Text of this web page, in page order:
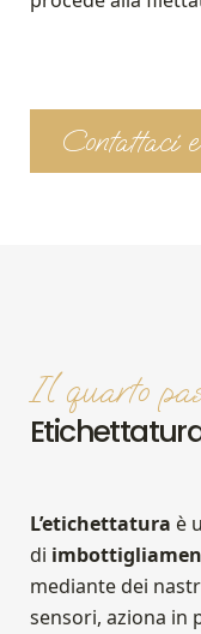
Contattaci
Il quarto
L’etichettatura è
di
mediante dei
sensori, aziona in